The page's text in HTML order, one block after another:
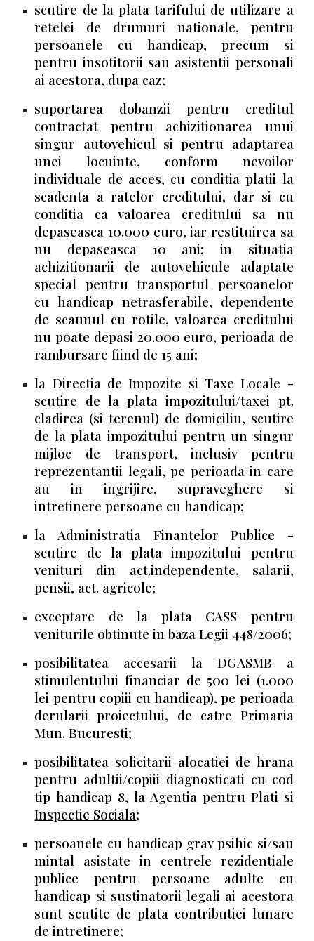
scutire de la plata tarifului de utilizare a
retelei de drumuri nationale, pentru
persoanele cu handicap, precum si
pentru insotitorii sau asistentii personali
ai acestora, dupa caz;
suportarea dobanzii pentru creditul
contractat pentru achizitionarea unui
singur autovehicul si pentru adaptarea
unei locuinte, conform nevoilor
individuale de acces, cu conditia platii la
scadenta a ratelor creditului, dar si cu
conditia ca valoarea creditului sa nu
depaseasca 10.000 euro, iar restituirea sa
nu depaseasca 10 ani; in situatia
achizitionarii de autovehicule adaptate
special pentru transportul persoanelor
cu handicap netrasferabile, dependente
de scaunul cu rotile, valoarea creditului
nu poate depasi 20.000 euro, perioada de
rambursare fiind de 15 ani;
la Directia de Impozite si Taxe Locale -
scutire de la plata impozitului/taxei pt.
cladirea (si terenul) de domiciliu, scutire
de la plata impozitului pentru un singur
mijloc de transport, inclusiv pentru
reprezentantii legali, pe perioada in care
au in ingrijire, supraveghere si
intretinere persoane cu handicap;
la Administratia Finantelor Publice -
scutire de la plata impozitului pentru
venituri din act.independente, salarii,
pensii, act. agricole;
exceptare de la plata CASS pentru
veniturile obtinute in baza Legii 448/2006;
posibilitatea accesarii la DGASMB a
stimulentului financiar de 500 lei (1.000
lei pentru copiii cu handicap), pe perioada
derularii proiectului, de catre Primaria
Mun. Bucuresti;
posibilitatea solicitarii alocatiei de hrana
pentru adultii/copiii diagnosticati cu cod
tip handicap 8, la Agentia pentru Plati si
Inspectie Sociala;
persoanele cu handicap grav psihic si/sau
mintal asistate in centrele rezidentiale
publice pentru persoane adulte cu
handicap si sustinatorii legali ai acestora
sunt scutite de plata contributiei lunare
de intretinere;